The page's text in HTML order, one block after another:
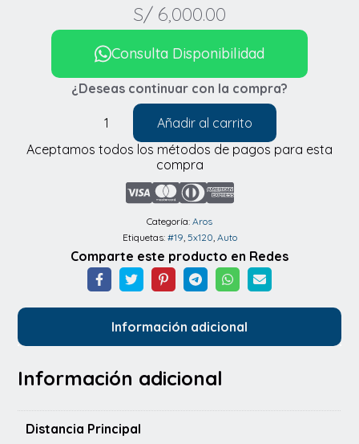
S/ 6,000.00
¿Deseas continuar con la compra?
Aros
19X8.5
72.6
HB
cantidad
Añadir al carrito
Categoría: Aros
Etiquetas: #19, 5x120, Auto
Consulta Disponibilidad
Aceptamos todos los métodos de pagos para esta
compra
Comparte este producto en Redes
Información adicional
Información adicional
Distancia Principal